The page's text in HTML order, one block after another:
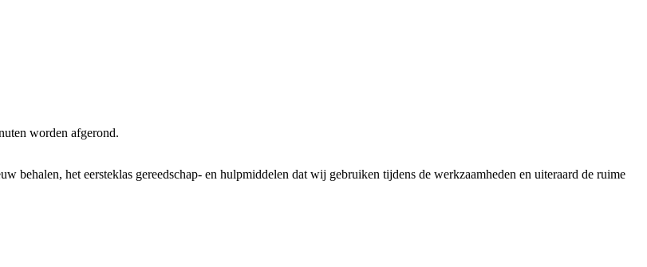
worden afgerond.
behalen, het eersteklas gereedschap- en hulpmiddelen dat wij gebruiken tijdens de werkzaamheden en uiteraard de ruime